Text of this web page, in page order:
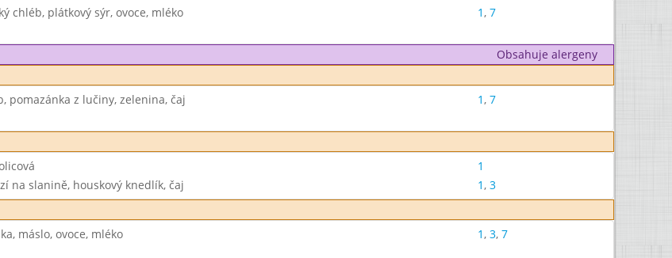
chléb, plátkový sýr, ovoce, mléko 1, 7
Obsahuje alergeny
pomazánka z lučiny, zelenina, čaj 1, 7
1
na slanině, houskový knedlík, čaj 1, 3
máslo, ovoce, mléko 1, 3, 7